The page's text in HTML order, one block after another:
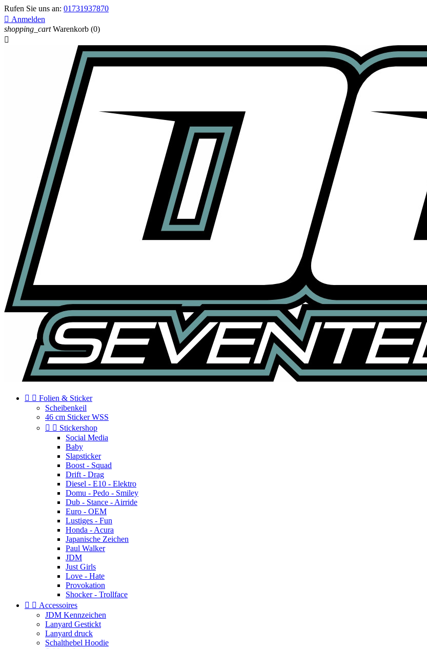
Rufen Sie uns an: 01731937870
 Anmelden
shopping_cart Warenkorb (0)

  Folien & Sticker
Scheibenkeil
46 cm Sticker WSS
  Stickershop
Social Media
Baby
Slapsticker
Boost - Squad
Drift - Drag
Diesel - E10 - Elektro
Domu - Pedo - Smiley
Dub - Stance - Airride
Euro - OEM
Lustiges - Fun
Honda - Acura
Japanische Zeichen
Paul Walker
JDM
Just Girls
Love - Hate
Provokation
Shocker - Trollface
  Accessoires
JDM Kennzeichen
Lanyard Gestickt
Lanyard druck
Schalthebel Hoodie